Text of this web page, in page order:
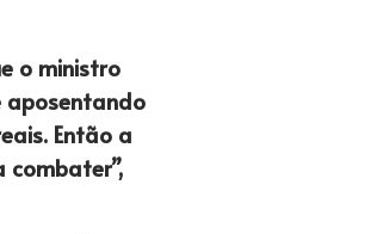
o ministro
aposentando
Então a